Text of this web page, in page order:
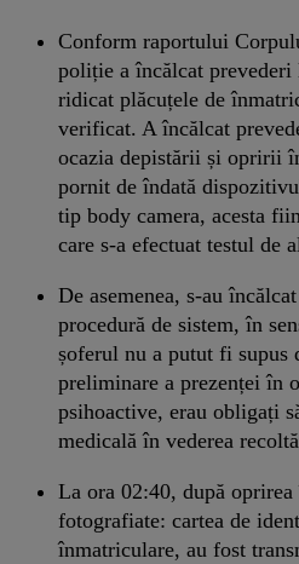
Conform raportului
poliție a încălcat prevederi
ridicat plăcuțele de
verificat. A încălcat
ocazia depistării și opririi
pornit de îndată
tip body camera, acesta
care s-a efectuat testul de
De asemenea, s-au
procedură de sistem, în
șoferul nu a putut fi
preliminare a prezenței în
psihoactive, erau obligați
medicală în vederea
La ora 02:40, după
fotografiate: cartea de
înmatriculare, au fost